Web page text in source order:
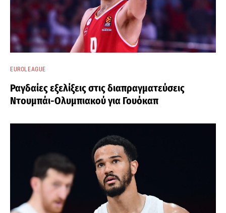
EUROLEAGUE
Ραγδαίες εξελίξεις στις διαπραγματεύσεις
Ντουμπάι-Ολυμπιακού για Γουόκαπ